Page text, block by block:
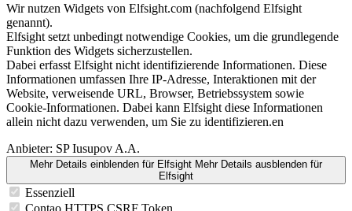
Wir nutzen Widgets von Elfsight.com (nachfolgend Elfsight
genannt).
Elfsight setzt unbedingt notwendige Cookies, um die grundlegende
Funktion des Widgets sicherzustellen.
Dabei erfasst Elfsight nicht identifizierende Informationen. Diese
Informationen umfassen Ihre IP-Adresse, Interaktionen mit der
Website, verweisende URL, Browser, Betriebssystem sowie
Cookie-Informationen. Dabei kann Elfsight diese Informationen
allein nicht dazu verwenden, um Sie zu identifizieren.en
Anbieter: SP Iusupov A.A.
Mehr Details einblenden für Elfsight Mehr Details ausblenden für
Elfsight
Essenziell
Contao HTTPS CSRF Token